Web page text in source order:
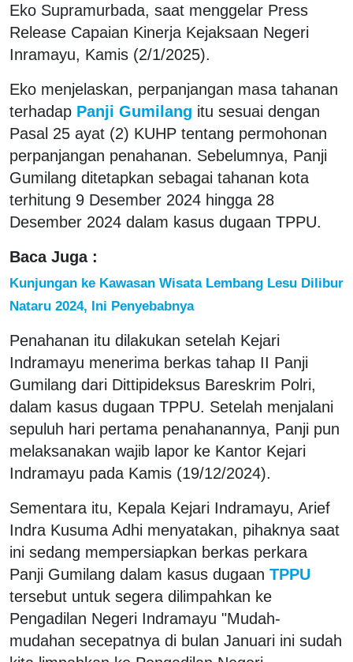
Eko Supramurbada, saat menggelar Press
Release Capaian Kinerja Kejaksaan Negeri
Inramayu, Kamis (2/1/2025).
Eko menjelaskan, perpanjangan masa tahanan
terhadap Panji Gumilang itu sesuai dengan
Pasal 25 ayat (2) KUHP tentang permohonan
perpanjangan penahanan. Sebelumnya, Panji
Gumilang ditetapkan sebagai tahanan kota
terhitung 9 Desember 2024 hingga 28
Desember 2024 dalam kasus dugaan TPPU.
Baca Juga :
Kunjungan ke Kawasan Wisata Lembang Lesu Dilibur
Nataru 2024, Ini Penyebabnya
Penahanan itu dilakukan setelah Kejari
Indramayu menerima berkas tahap II Panji
Gumilang dari Dittipideksus Bareskrim Polri,
dalam kasus dugaan TPPU. Setelah menjalani
sepuluh hari pertama penahanannya, Panji pun
melaksanakan wajib lapor ke Kantor Kejari
Indramayu pada Kamis (19/12/2024).
Sementara itu, Kepala Kejari Indramayu, Arief
Indra Kusuma Adhi menyatakan, pihaknya saat
ini sedang mempersiapkan berkas perkara
Panji Gumilang dalam kasus dugaan TPPU
tersebut untuk segera dilimpahkan ke
Pengadilan Negeri Indramayu "Mudah-
mudahan secepatnya di bulan Januari ini sudah